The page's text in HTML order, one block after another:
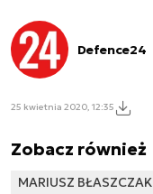
Defence24
25 kwietnia 2020, 12:35
Zobacz również
MARIUSZ BŁASZCZAK